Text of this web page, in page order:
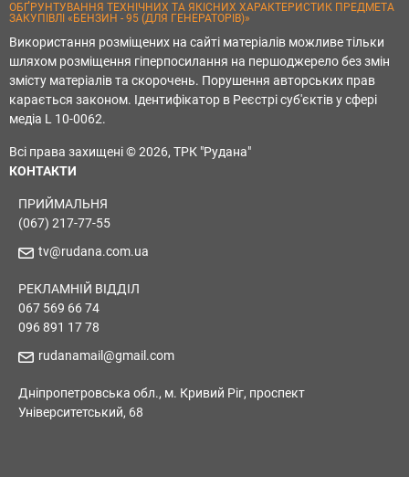
ОБҐРУНТУВАННЯ ТЕХНІЧНИХ ТА ЯКІСНИХ ХАРАКТЕРИСТИК ПРЕДМЕТА
ЗАКУПІВЛІ «БЕНЗИН - 95 (ДЛЯ ГЕНЕРАТОРІВ)»
Використання розміщених на сайті матеріалів можливе тільки
шляхом розміщення гіперпосилання на першоджерело без змін
змісту матеріалів та скорочень. Порушення авторських прав
карається законом. Ідентифікатор в Реєстрі суб'єктів у сфері
медіа L 10-0062.
Всі права захищені © 2026, ТРК "Рудана"
КОНТАКТИ
ПРИЙМАЛЬНЯ
(067) 217-77-55
tv@rudana.com.ua
РЕКЛАМНІЙ ВІДДІЛ
067 569 66 74
096 891 17 78
rudanamail@gmail.com
Дніпропетровська обл., м. Кривий Ріг, проспект
Університетський, 68